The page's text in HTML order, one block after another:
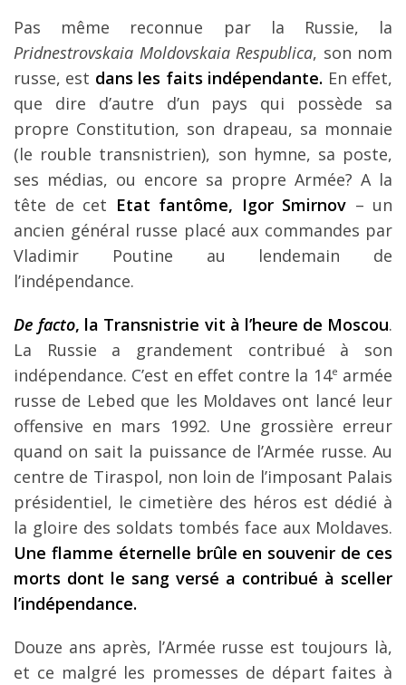
Pas même reconnue par la Russie, la
Pridnestrovskaia Moldovskaia Respublica, son nom
russe, est dans les faits indépendante. En effet,
que dire d’autre d’un pays qui possède sa
propre Constitution, son drapeau, sa monnaie
(le rouble transnistrien), son hymne, sa poste,
ses médias, ou encore sa propre Armée? A la
tête de cet Etat fantôme, Igor Smirnov – un
ancien général russe placé aux commandes par
Vladimir Poutine au lendemain de
l’indépendance.
De facto, la Transnistrie vit à l’heure de Moscou.
La Russie a grandement contribué à son
indépendance. C’est en effet contre la 14e armée
russe de Lebed que les Moldaves ont lancé leur
offensive en mars 1992. Une grossière erreur
quand on sait la puissance de l’Armée russe. Au
centre de Tiraspol, non loin de l’imposant Palais
présidentiel, le cimetière des héros est dédié à
la gloire des soldats tombés face aux Moldaves.
Une flamme éternelle brûle en souvenir de ces
morts dont le sang versé a contribué à sceller
l’indépendance.
Douze ans après, l’Armée russe est toujours là,
et ce malgré les promesses de départ faites à